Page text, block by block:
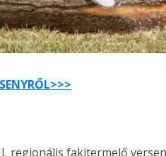
regionális fakitermelő